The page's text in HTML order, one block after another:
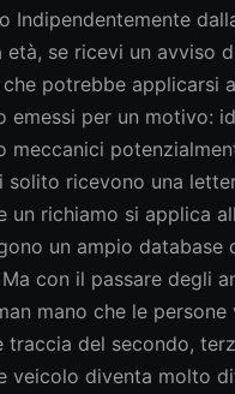
Indipendentemente
se ricevi un avviso
potrebbe applicarsi
emessi per un motivo:
meccanici
ricevono una
un richiamo si applica
un ampio database
con il passare degli
mano che le persone
traccia del secondo,
veicolo diventa molto